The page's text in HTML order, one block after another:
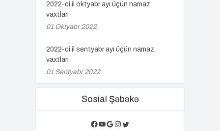
2022-ci il oktyabr ayı üçün namaz
vaxtları
01 Oktyabr 2022
2022-ci il sentyabr ayı üçün namaz
vaxtları
01 Sentyabr 2022
Sosial Şəbəkə
Facebook
YouTube
Google
Instagram
Twitter